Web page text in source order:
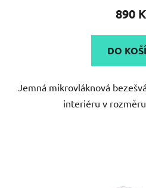
5,0
z
890
DO
Jemná mikrovláknová
interiéru v rozměru